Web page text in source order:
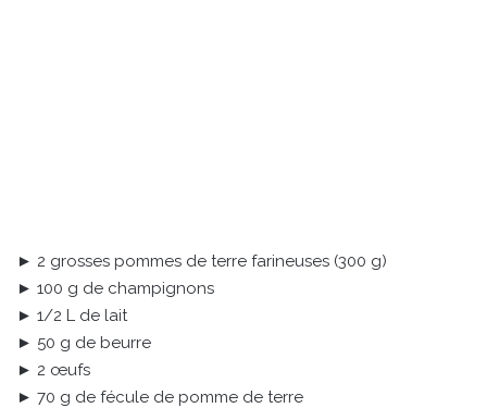
► 2 grosses pommes de terre farineuses (300 g)
► 100 g de champignons
► 1/2 L de lait
► 50 g de beurre
► 2 œufs
► 70 g de fécule de pomme de terre